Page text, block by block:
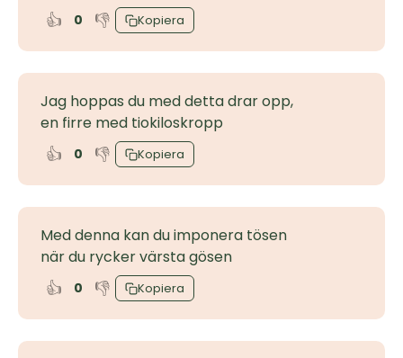
👍 0 👎 Kopiera
Jag hoppas du med detta drar opp,
en firre med tiokiloskropp
👍 0 👎 Kopiera
Med denna kan du imponera tösen
när du rycker värsta gösen
👍 0 👎 Kopiera